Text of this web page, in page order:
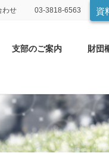
わせ 03-3818-6563 資
支部のご案内 財団